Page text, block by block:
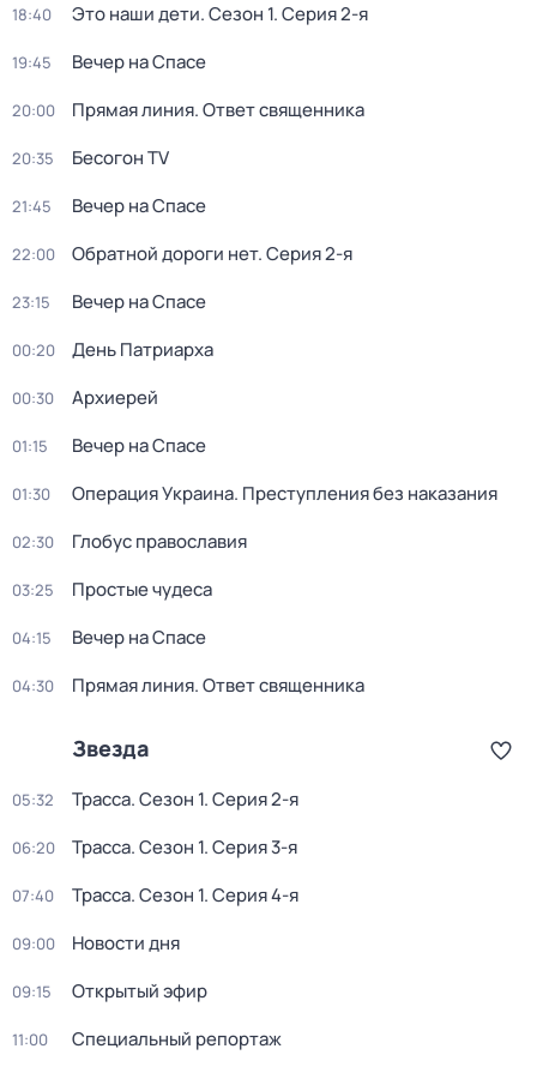
18:40 Это наши дети. Сезон 1. Серия 2-я
19:45 Вечер на Спасе
20:00 Прямая линия. Ответ священника
20:35 Бесогон TV
21:45 Вечер на Спасе
22:00 Обратной дороги нет. Серия 2-я
23:15 Вечер на Спасе
00:20 День Патриарха
00:30 Архиерей
01:15 Вечер на Спасе
01:30 Операция Украина. Преступления без наказания
02:30 Глобус православия
03:25 Простые чудеса
04:15 Вечер на Спасе
04:30 Прямая линия. Ответ священника
Звезда
05:32 Трасса. Сезон 1. Серия 2-я
06:20 Трасса. Сезон 1. Серия 3-я
07:40 Трасса. Сезон 1. Серия 4-я
09:00 Новости дня
09:15 Открытый эфир
11:00 Специальный репортаж